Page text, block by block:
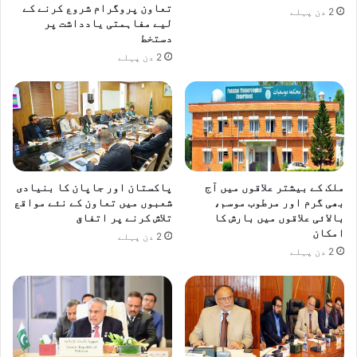
2 دن پہلے
تعاون پروگرام شروع کرنے کے
لیے مفاہمتی یادداشت پر
دستخط
2 دن پہلے
ملک کے بیشتر علاقوں میں آج
بھی گرم اور مرطوب موسم،
بالائی علاقوں میں بارش کا
امکان
2 دن پہلے
پاکستان اور جاپان کا بنیادی
شعبوں میں تعاون کے نئے مواقع
تلاش کرنے پر اتفاق
2 دن پہلے